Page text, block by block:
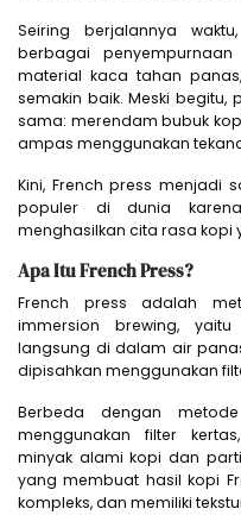
Seiring berjalannya
berbagai
material kaca tahan
semakin baik. Meski
sama: merendam bubuk
ampas menggunakan
Kini, French press menjadi
populer di dunia
menghasilkan cita rasa kopi
Apa Itu French Press?
French press adalah
immersion brewing,
langsung di dalam air
dipisahkan menggunakan
Berbeda dengan
menggunakan filter
minyak alami kopi dan
yang membuat hasil kopi
kompleks, dan memiliki